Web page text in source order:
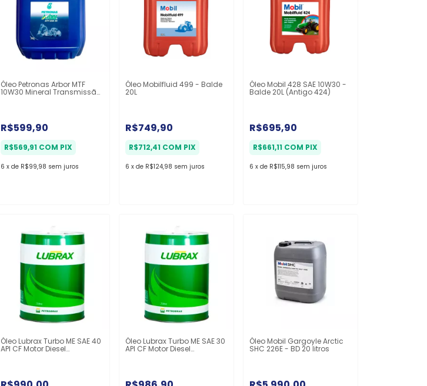
Óleo Petronas Arbor MTF
10W30 Mineral Transmissão
R$599,90
R$569,91 COM PIX
6 xde R$99,98 sem juros
Óleo Mobilfluid 499 - Balde
20L
R$749,90
R$712,41 COM PIX
6 x de R$124,98 sem juros
Óleo Mobil 428 SAE 10W30 -
Balde 20L (Antigo 424)
R$695,90
R$661,11 COM PIX
6 x de R$115,98 sem juros
Óleo Lubrax Turbo ME SAE 40
API CF Motor Diesel
Óleo Lubrax Turbo ME SAE 30
API CF Motor Diesel
Óleo Mobil Gargoyle Arctic
SHC 226E - BD 20 litros